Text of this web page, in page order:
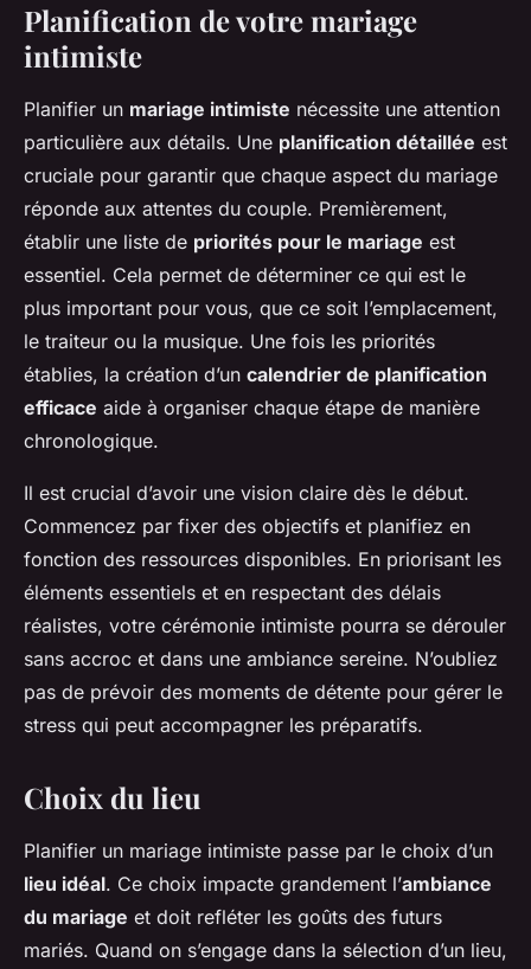
Planification de votre mariage
intimiste
Planifier un mariage intimiste nécessite une attention
particulière aux détails. Une planification détaillée est
cruciale pour garantir que chaque aspect du mariage
réponde aux attentes du couple. Premièrement,
établir une liste de priorités pour le mariage est
essentiel. Cela permet de déterminer ce qui est le
plus important pour vous, que ce soit l’emplacement,
le traiteur ou la musique. Une fois les priorités
établies, la création d’un calendrier de planification
efficace aide à organiser chaque étape de manière
chronologique.
Il est crucial d’avoir une vision claire dès le début.
Commencez par fixer des objectifs et planifiez en
fonction des ressources disponibles. En priorisant les
éléments essentiels et en respectant des délais
réalistes, votre cérémonie intimiste pourra se dérouler
sans accroc et dans une ambiance sereine. N’oubliez
pas de prévoir des moments de détente pour gérer le
stress qui peut accompagner les préparatifs.
Choix du lieu
Planifier un mariage intimiste passe par le choix d’un
lieu idéal. Ce choix impacte grandement l’ambiance
du mariage et doit refléter les goûts des futurs
mariés. Quand on s’engage dans la sélection d’un lieu,